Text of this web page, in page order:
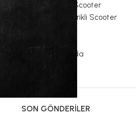
Elektrikli Çocuk Scooter
Hiley Tiger Elektrikli Scooter
Scooter Hakkında
Sıfır Ürünler
SON GÖNDERILER